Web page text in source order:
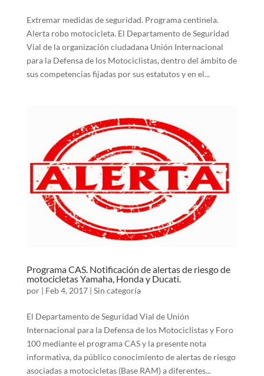
Extremar medidas de seguridad. Programa centinela.
Alerta robo motocicleta. El Departamento de Seguridad
Vial de la organización ciudadana Unión Internacional
para la Defensa de los Motociclistas, dentro del ámbito de
sus competencias fijadas por sus estatutos y en el...
Programa CAS. Notificación de alertas de riesgo de
motocicletas Yamaha, Honda y Ducati.
por | Feb 4, 2017| Sin categoría
El Departamento de Seguridad Vial de Unión
Internacional para la Defensa de los Motociclistas y Foro
100 mediante el programa CAS y la presente nota
informativa, da público conocimiento de alertas de riesgo
asociadas a motocicletas (Base RAM) a diferentes...